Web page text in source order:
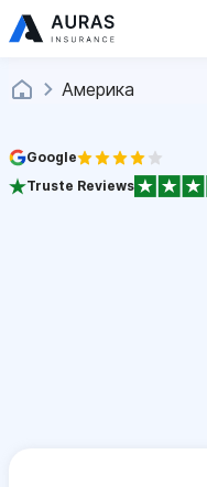
Америка
Google
Truste Reviews